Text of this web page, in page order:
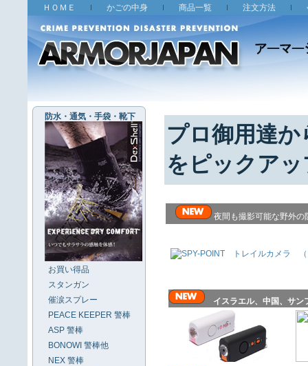
ＨＯＭＥ かごの中身 商品一覧 注文方法
防水・通気・手袋・靴下
お買い得品
スタンガン
催涙スプレー
PEACE KEEPER 警棒
ASP 警棒
BONOWI 警棒他
NEX 警棒
プロ御用達
をピックアッ
夜間も撮影可能な野外
イスラエル、中国、サン